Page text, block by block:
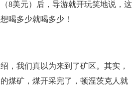
8美元）后，导游就开玩笑地说，这
喝多少就喝多少！
我们真以为来到了矿区。其实，
煤矿，煤开采完了，顿涅茨克人就